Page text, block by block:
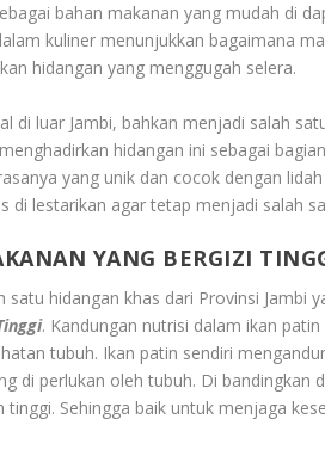
bahan makanan yang mudah di
kuliner menunjukkan bagaimana
hidangan yang menggugah selera.
di luar Jambi, bahkan menjadi salah
hidangan ini sebagai
yang unik dan cocok dengan
di lestarikan agar tetap menjadi salah
YANG BERGIZI
satu hidangan khas dari Provinsi Jambi
. Kandungan nutrisi dalam ikan
tubuh. Ikan patin sendiri
di perlukan oleh tubuh. Di bandingkan
tinggi. Sehingga baik untuk menjaga